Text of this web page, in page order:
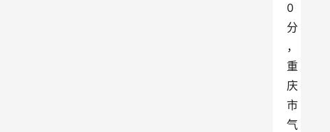
0
分
，
重
庆
市
气